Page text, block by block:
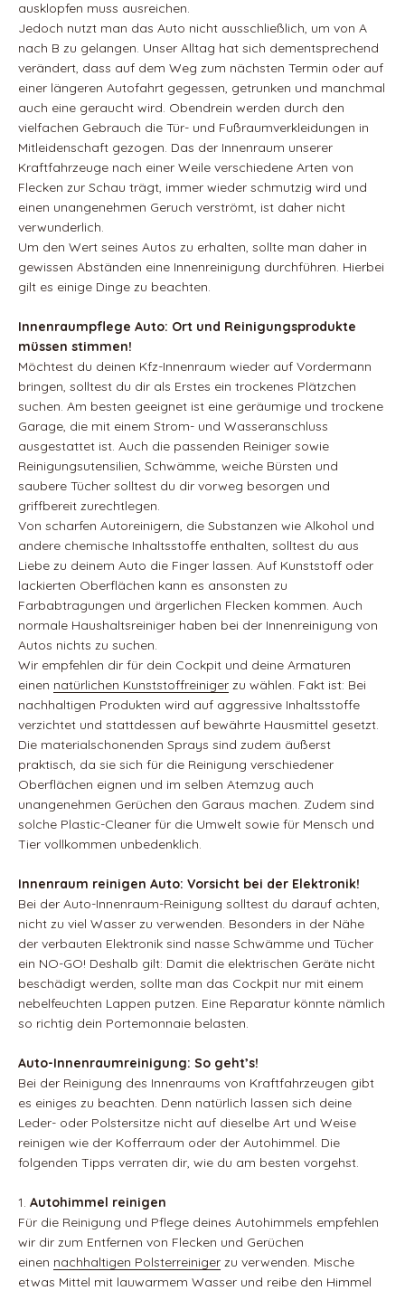
ausklopfen muss ausreichen.
Jedoch nutzt man das Auto nicht ausschließlich, um von A
nach B zu gelangen. Unser Alltag hat sich dementsprechend
verändert, dass auf dem Weg zum nächsten Termin oder auf
einer längeren Autofahrt gegessen, getrunken und manchmal
auch eine geraucht wird. Obendrein werden durch den
vielfachen Gebrauch die Tür- und Fußraumverkleidungen in
Mitleidenschaft gezogen. Das der Innenraum unserer
Kraftfahrzeuge nach einer Weile verschiedene Arten von
Flecken zur Schau trägt, immer wieder schmutzig wird und
einen unangenehmen Geruch verströmt, ist daher nicht
verwunderlich.
Um den Wert seines Autos zu erhalten, sollte man daher in
gewissen Abständen eine Innenreinigung durchführen. Hierbei
gilt es einige Dinge zu beachten.
Innenraumpflege Auto: Ort und Reinigungsprodukte
müssen stimmen!
Möchtest du deinen Kfz-Innenraum wieder auf Vordermann
bringen, solltest du dir als Erstes ein trockenes Plätzchen
suchen. Am besten geeignet ist eine geräumige und trockene
Garage, die mit einem Strom- und Wasseranschluss
ausgestattet ist. Auch die passenden Reiniger sowie
Reinigungsutensilien, Schwämme, weiche Bürsten und
saubere Tücher solltest du dir vorweg besorgen und
griffbereit zurechtlegen.
Von scharfen Autoreinigern, die Substanzen wie Alkohol und
andere chemische Inhaltsstoffe enthalten, solltest du aus
Liebe zu deinem Auto die Finger lassen. Auf Kunststoff oder
lackierten Oberflächen kann es ansonsten zu
Farbabtragungen und ärgerlichen Flecken kommen. Auch
normale Haushaltsreiniger haben bei der Innenreinigung von
Autos nichts zu suchen.
Wir empfehlen dir für dein Cockpit und deine Armaturen
einen natürlichen Kunststoffreiniger zu wählen. Fakt ist: Bei
nachhaltigen Produkten wird auf aggressive Inhaltsstoffe
verzichtet und stattdessen auf bewährte Hausmittel gesetzt.
Die materialschonenden Sprays sind zudem äußerst
praktisch, da sie sich für die Reinigung verschiedener
Oberflächen eignen und im selben Atemzug auch
unangenehmen Gerüchen den Garaus machen. Zudem sind
solche Plastic-Cleaner für die Umwelt sowie für Mensch und
Tier vollkommen unbedenklich.
Innenraum reinigen Auto: Vorsicht bei der Elektronik!
Bei der Auto-Innenraum-Reinigung solltest du darauf achten,
nicht zu viel Wasser zu verwenden. Besonders in der Nähe
der verbauten Elektronik sind nasse Schwämme und Tücher
ein NO-GO! Deshalb gilt: Damit die elektrischen Geräte nicht
beschädigt werden, sollte man das Cockpit nur mit einem
nebelfeuchten Lappen putzen. Eine Reparatur könnte nämlich
so richtig dein Portemonnaie belasten.
Auto-Innenraumreinigung: So geht’s!
Bei der Reinigung des Innenraums von Kraftfahrzeugen gibt
es einiges zu beachten. Denn natürlich lassen sich deine
Leder- oder Polstersitze nicht auf dieselbe Art und Weise
reinigen wie der Kofferraum oder der Autohimmel. Die
folgenden Tipps verraten dir, wie du am besten vorgehst.
Autohimmel reinigen
Für die Reinigung und Pflege deines Autohimmels empfehlen
wir dir zum Entfernen von Flecken und Gerüchen
einen nachhaltigen Polsterreiniger zu verwenden. Mische
etwas Mittel mit lauwarmem Wasser und reibe den Himmel